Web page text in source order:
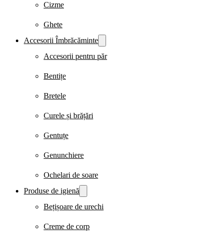
Cizme
Ghete
Accesorii Îmbrăcăminte
Accesorii pentru păr
Bentițe
Bretele
Curele și brățări
Gentuțe
Genunchiere
Ochelari de soare
Produse de igienă
Bețișoare de urechi
Creme de corp